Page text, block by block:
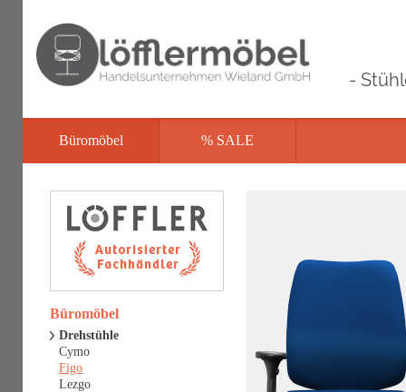
-
Büromöbel % SALE
Büromöbel
Drehstühle
Cymo
Figo
Lezgo